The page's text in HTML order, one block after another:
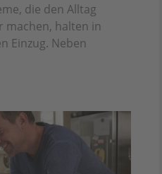
die den Alltag
machen, halten in
Einzug. Neben